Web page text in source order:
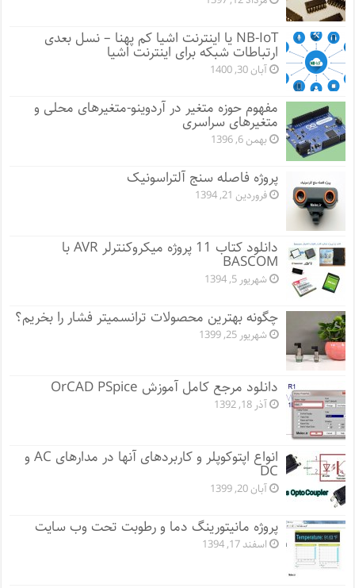
NB-IoT یا اینترنت اشیا کم پهنا – نسل بعدی
ارتباطات شبکه برای اینترنت اشیا
آبان 30, 1400
مفهوم حوزه متغیر در آردوینو-متغیرهای محلی و
متغیرهای سراسری
بهمن 6, 1396
پروژه فاصله سنج آلتراسونیک
فروردین 21, 1394
دانلود کتاب 11 پروژه میکروکنترلر AVR با
BASCOM
شهریور 5, 1394
چگونه بهترین محصولات ترانسمیتر فشار را بخریم؟
شهریور 25, 1399
دانلود مرجع کامل آموزش OrCAD PSpice
آذر 18, 1392
انواع اپتوکوپلر و کاربردهای آنها در مدارهای AC و
DC
آبان 20, 1399
پروژه مانيتورينگ دما و رطوبت تحت وب سایت
اسفند 17, 1394